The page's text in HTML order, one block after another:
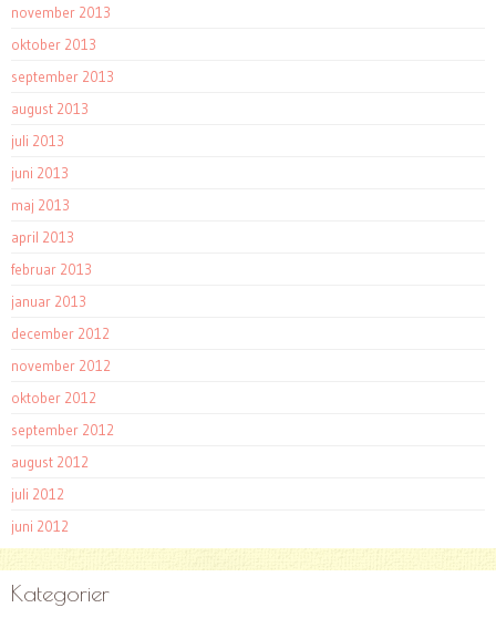
november 2013
oktober 2013
september 2013
august 2013
juli 2013
juni 2013
maj 2013
april 2013
februar 2013
januar 2013
december 2012
november 2012
oktober 2012
september 2012
august 2012
juli 2012
juni 2012
Kategorier